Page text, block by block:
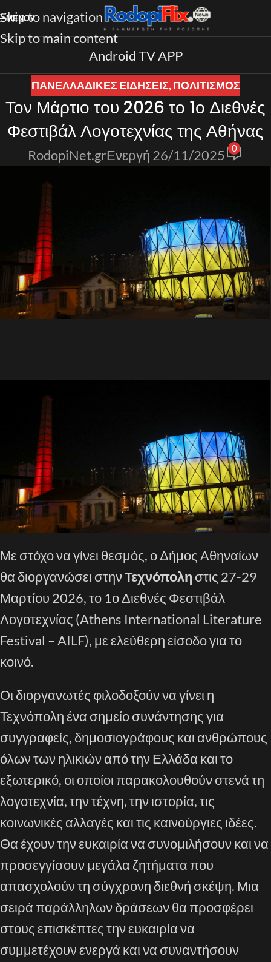
Skip to navigation
Skip to main content
ΜΕΝΟΎ
Android TV APP
ΠΑΝΕΛΛΑΔΙΚΈΣ ΕΙΔΉΣΕΙΣ,ΠΟΛΙΤΙΣΜΟΣ
Τον Μάρτιο του 2026 το 1ο Διεθνές
Φεστιβάλ Λογοτεχνίας της Αθήνας
RodopiNet.grΕνεργή 26/11/2025 0
Με στόχο να γίνει θεσμός, ο Δήμος Αθηναίων
θα διοργανώσει στηνΤεχνόπολη στις 27-29
Μαρτίου 2026, το 1ο Διεθνές Φεστιβάλ
Λογοτεχνίας (Athens International Literature
Festival – AILF), με ελεύθερη είσοδο για το
κοινό.
Οι διοργανωτές φιλοδοξούν να γίνει η
Τεχνόπολη ένα σημείο συνάντησης για
συγγραφείς, δημοσιογράφους και ανθρώπους
όλων των ηλικιών από την Ελλάδα και το
εξωτερικό, οι οποίοι παρακολουθούν στενά τη
λογοτεχνία, την τέχνη, την ιστορία, τις
κοινωνικές αλλαγές και τις καινούργιες ιδέες.
Θα έχουν την ευκαιρία να συνομιλήσουν και να
προσεγγίσουν μεγάλα ζητήματα που
απασχολούν τη σύγχρονη διεθνή σκέψη. Μια
σειρά παράλληλων δράσεων θα προσφέρει
στους επισκέπτες την ευκαιρία να
συμμετέχουν ενεργά και να συναντήσουν